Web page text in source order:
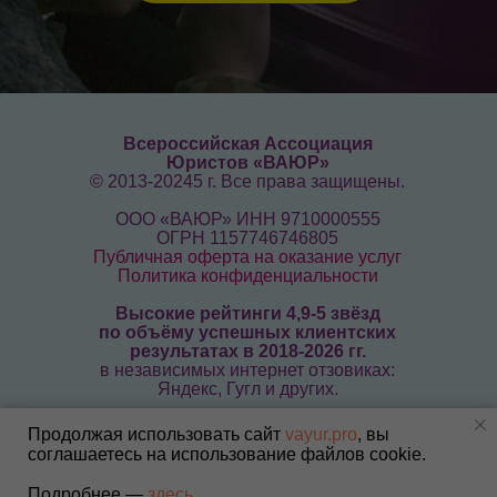
Всероссийская Ассоциация
Юристов «ВАЮР»
© 2013-20245 г. Все права защищены.
ООО «ВАЮР» ИНН 9710000555
ОГРН 1157746746805
Публичная оферта на оказание услуг
Политика конфиденциальности
Высокие рейтинги 4,9-5 звёзд
по объёму успешных клиентских
результатах в 2018-2026 гг.
в независимых интернет отзовиках:
Яндекс, Гугл и других.
Решение об освобождении, призыве на
военную службу или предоставлении
отсрочки от исполнения воинской
обязанности принимается исключительно
Информация
Продолжая использовать сайт vayur.pro, вы
соглашаетесь на использование файлов cookie.